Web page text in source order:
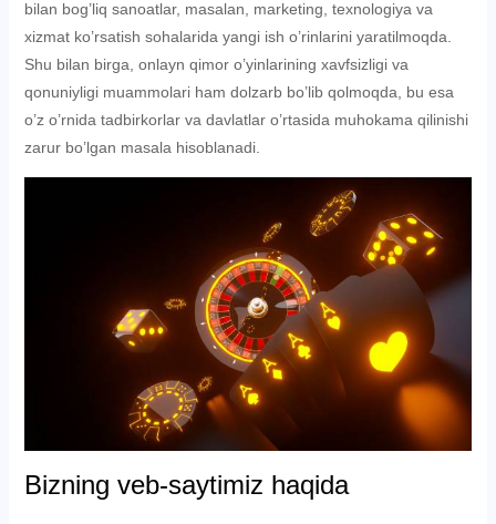
bilan bog’liq sanoatlar, masalan, marketing, texnologiya va
xizmat ko’rsatish sohalarida yangi ish o’rinlarini yaratilmoqda.
Shu bilan birga, onlayn qimor o’yinlarining xavfsizligi va
qonuniyligi muammolari ham dolzarb bo’lib qolmoqda, bu esa
o’z o’rnida tadbirkorlar va davlatlar o’rtasida muhokama qilinishi
zarur bo’lgan masala hisoblanadi.
Bizning veb-saytimiz haqida